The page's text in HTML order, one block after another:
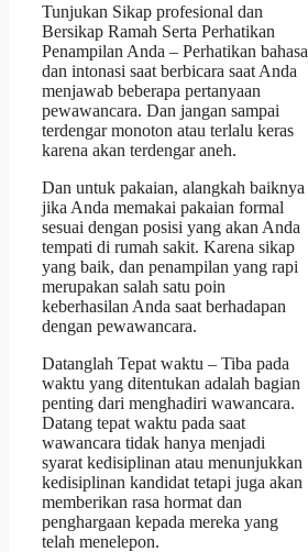
Tunjukan Sikap profesional dan
Bersikap Ramah Serta Perhatikan
Penampilan Anda – Perhatikan bahasa
dan intonasi saat berbicara saat Anda
menjawab beberapa pertanyaan
pewawancara. Dan jangan sampai
terdengar monoton atau terlalu keras
karena akan terdengar aneh.
Dan untuk pakaian, alangkah baiknya
jika Anda memakai pakaian formal
sesuai dengan posisi yang akan Anda
tempati di rumah sakit. Karena sikap
yang baik, dan penampilan yang rapi
merupakan salah satu poin
keberhasilan Anda saat berhadapan
dengan pewawancara.
Datanglah Tepat waktu – Tiba pada
waktu yang ditentukan adalah bagian
penting dari menghadiri wawancara.
Datang tepat waktu pada saat
wawancara tidak hanya menjadi
syarat kedisiplinan atau menunjukkan
kedisiplinan kandidat tetapi juga akan
memberikan rasa hormat dan
penghargaan kepada mereka yang
telah menelepon.